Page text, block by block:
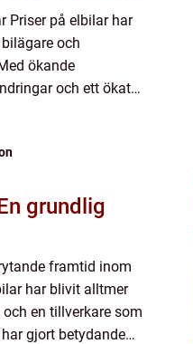
Priser på elbilar har
och
ökande
och ett ökat
grundlig
framtid inom
har blivit alltmer
en tillverkare som
gjort betydande